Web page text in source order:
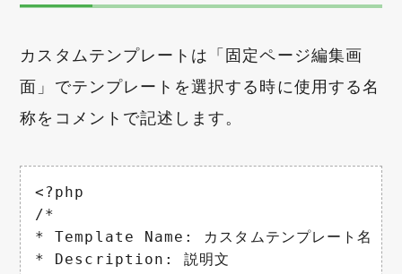
カスタムテンプレートは「固定ページ編集画
面」でテンプレートを選択する時に使用する名
称をコメントで記述します。
<?php
/*
* Template Name: カスタムテンプレート名
* Description: 説明文